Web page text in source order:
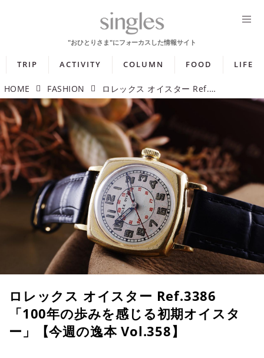
TRIP ACTIVITY COLUMN FOOD LIFE
HOME FASHION ロレックス オイスター Ref.3386 「100年の歩みを感じる初期オイスター」【今週の逸本 Vol.358】
ロレックス オイスター Ref.3386
「100年の歩みを感じる初期オイスタ
ー」【今週の逸本 Vol.358】